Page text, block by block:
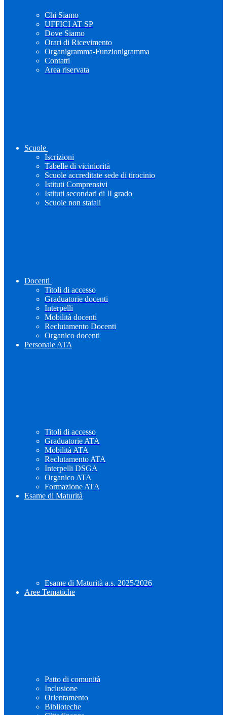
Chi Siamo
UFFICI AT SP
Dove Siamo
Orari di Ricevimento
Organigramma-Funzionigramma
Contatti
Area riservata
Scuole
Iscrizioni
Tabelle di viciniorità
Scuole accreditate sede di tirocinio
Istituti Comprensivi
Istituti secondari di II grado
Scuole non statali
Docenti
Titoli di accesso
Graduatorie docenti
Interpelli
Mobilità docenti
Reclutamento Docenti
Organico docenti
Personale ATA
Titoli di accesso
Graduatorie ATA
Mobilità ATA
Reclutamento ATA
Interpelli DSGA
Organico ATA
Formazione ATA
Esame di Maturità
Esame di Maturità a.s. 2025/2026
Aree Tematiche
Patto di comunità
Inclusione
Orientamento
Biblioteche